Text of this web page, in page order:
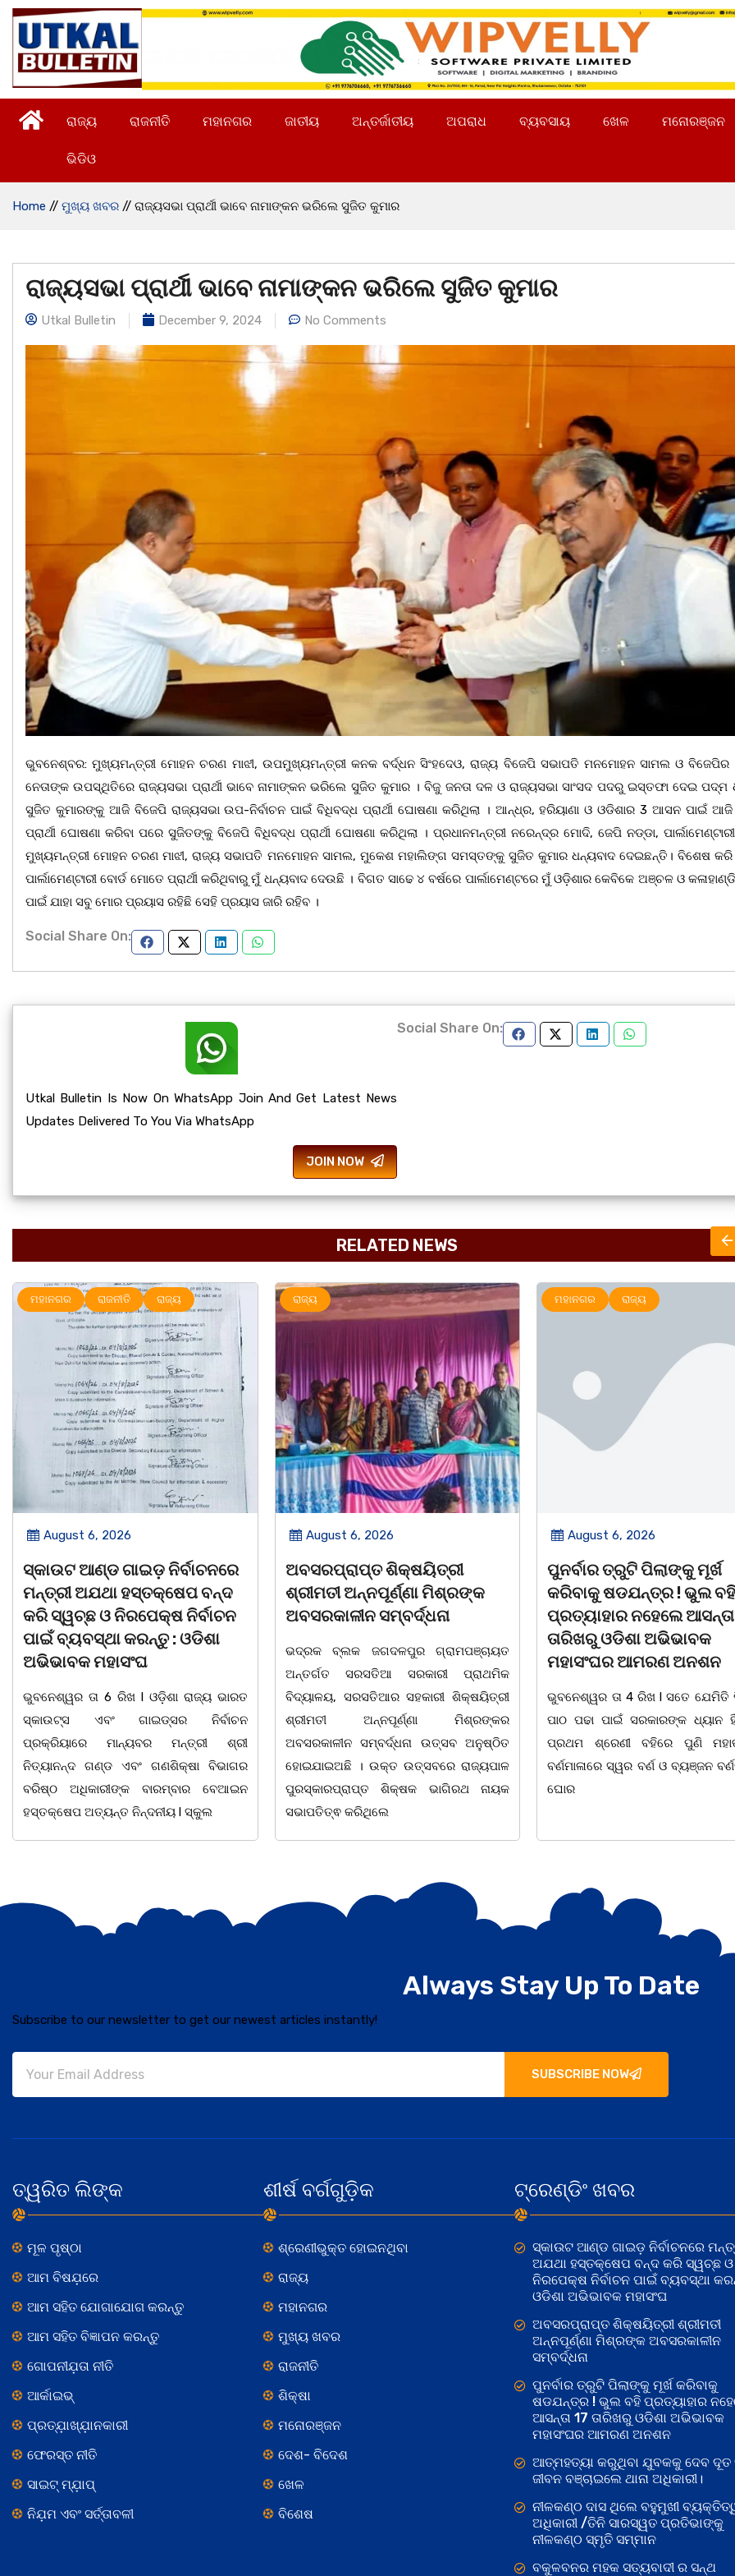
ରାଜ୍ୟ ରାଜନୀତି ମହାନଗର ଜାତୀୟ ଅନ୍ତର୍ଜାତୀୟ ଅପରାଧ ବ୍ୟବସାୟ ଖେଳ ମନୋରଞ୍ଜନ
ଭିଡିଓ
Home // ମୁଖ୍ୟ ଖବର // ରାଜ୍ୟସଭା ପ୍ରାର୍ଥୀ ଭାବେ ନାମାଙ୍କନ ଭରିଲେ ସୁଜିତ କୁମାର
ରାଜ୍ୟସଭା ପ୍ରାର୍ଥୀ ଭାବେ ନାମାଙ୍କନ ଭରିଲେ ସୁଜିତ କୁମାର
Utkal Bulletin December 9, 2024 No Comments
ଭୁବନେଶ୍ବର: ମୁଖ୍ୟମନ୍ତ୍ରୀ ମୋହନ ଚରଣ ମାଝୀ, ଉପମୁଖ୍ୟମନ୍ତ୍ରୀ କନକ ବର୍ଦ୍ଧନ ସିଂହଦେଓ, ରାଜ୍ୟ ବିଜେପି ସଭାପତି ମନମୋହନ ସାମଲ ଓ
ନେତାଙ୍କ ଉପସ୍ଥିତିରେ ରାଜ୍ୟସଭା ପ୍ରାର୍ଥୀ ଭାବେ ନାମାଙ୍କନ ଭରିଲେ ସୁଜିତ କୁମାର । ବିଜୁ ଜନତା ଦଳ ଓ ରାଜ୍ୟସଭା ସାଂସଦ ପଦରୁ ଇସ୍ତଫା ଦେଇ ପଦ୍ମ
ସୁଜିତ କୁମାରଙ୍କୁ ଆଜି ବିଜେପି ରାଜ୍ୟସଭା ଉପ-ନିର୍ବାଚନ ପାଇଁ ବିଧିବଦ୍ଧ ପ୍ରାର୍ଥୀ ଘୋଷଣା କରିଥିଲା । ଆନ୍ଧ୍ର, ହରିୟାଣା ଓ ଓଡିଶାର 3 ଆସନ ପାଇଁ
ପ୍ରାର୍ଥୀ ଘୋଷଣା କରିବା ପରେ ସୁଜିତଙ୍କୁ ବିଜେପି ବିଧିବଦ୍ଧ ପ୍ରାର୍ଥୀ ଘୋଷଣା କରିଥିଲା । ପ୍ରଧାନମନ୍ତ୍ରୀ ନରେନ୍ଦ୍ର ମୋଦି, ଜେପି ନଡ୍ଡା, ପାର୍ଲାମେଣ୍ଟାରୀ
ମୁଖ୍ୟମନ୍ତ୍ରୀ ମୋହନ ଚରଣ ମାଝୀ, ରାଜ୍ୟ ସଭାପତି ମନମୋହନ ସାମଲ, ମୁକେଶ ମହାଲିଙ୍ଗ ସମସ୍ତଙ୍କୁ ସୁଜିତ କୁମାର ଧନ୍ୟବାଦ ଦେଇଛନ୍ତି। ବିଶେଷ
ପାର୍ଲାମେଣ୍ଟାରୀ ବୋର୍ଡ ମୋତେ ପ୍ରାର୍ଥୀ କରିଥିବାରୁ ମୁଁ ଧନ୍ୟବାଦ ଦେଉଛି । ବିଗତ ସାଢେ ୪ ବର୍ଷରେ ପାର୍ଲାମେଣ୍ଟରେ ମୁଁ ଓଡ଼ିଶାର କେବିକେ ଅଞ୍ଚଳ ଓ
ପାଇଁ ଯାହା ସବୁ ମୋର ପ୍ରୟାସ ରହିଛି ସେହି ପ୍ରୟାସ ଜାରି ରହିବ ।
Social Share On:
Utkal Bulletin Is Now On WhatsApp Join And Get Latest News
Updates Delivered To You Via WhatsApp
JOIN NOW
Social Share On:
RELATED NEWS
ରାଜନୀତି ରାଜ୍ୟ
6, 2026
ଆଣ୍ଡ ଗାଇଡ଼ ନିର୍ବାଚନରେ
ଅଯଥା ହସ୍ତକ୍ଷେପ ବନ୍ଦ
ଓ ନିରପେକ୍ଷ ନିର୍ବାଚନ
କରନ୍ତୁ : ଓଡିଶା
ମହାସଂଘ
ତା 6 ରିଖ l ଓଡ଼ିଶା ରାଜ୍ୟ ଭାରତ
ଏବଂ ଗାଇଡ୍ସର ନିର୍ବାଚନ
ମାନ୍ୟବର ମନ୍ତ୍ରୀ ଶ୍ରୀ
ଗଣ୍ଡ ଏବଂ ଗଣଶିକ୍ଷା ବିଭାଗର
ଅଧିକାରୀଙ୍କ ବାରମ୍ବାର ବେଆଇନ
ଅତ୍ୟନ୍ତ ନିନ୍ଦନୀୟ l ସ୍କୁଲ
ରାଜ୍ୟ
August 6, 2026
ଅବସରପ୍ରାପ୍ତ ଶିକ୍ଷୟିତ୍ରୀ
ଶ୍ରୀମତୀ ଅନ୍ନପୂର୍ଣ୍ଣା ମିଶ୍ରଙ୍କ
ଅବସରକାଳୀନ ସମ୍ବର୍ଦ୍ଧନା
ଭଦ୍ରକ ବ୍ଲକ ଜଗଦଳପୁର ଗ୍ରାମପଞ୍ଚାୟତ
ଅନ୍ତର୍ଗତ ସରସତିଆ ସରକାରୀ ପ୍ରାଥମିକ
ବିଦ୍ୟାଳୟ, ସରସତିଆର ସହକାରୀ ଶିକ୍ଷୟିତ୍ରୀ
ଶ୍ରୀମତୀ ଅନ୍ନପୂର୍ଣ୍ଣା ମିଶ୍ରଙ୍କର
ଅବସରକାଳୀନ ସମ୍ବର୍ଦ୍ଧନା ଉତ୍ସବ ଅନୁଷ୍ଠିତ
ହୋଇଯାଇଅଛି । ଉକ୍ତ ଉତ୍ସବରେ ରାଜ୍ୟପାଳ
ପୁରସ୍କାରପ୍ରାପ୍ତ ଶିକ୍ଷକ ଭାଗିରଥ ନାୟକ
ସଭାପତିତ୍ଵ କରିଥିଲେ
ମହାନଗର ରାଜ୍ୟ
August 6, 2026
ପୁନର୍ବାର ତ୍ରୁଟି ପିଲାଙ୍କୁ ମୂର୍ଖ
କରିବାକୁ ଷଡଯନ୍ତ୍ର ! ଭୁଲ ବହି
ପ୍ରତ୍ୟାହାର ନହେଲେ ଆସନ୍ତା 17
ତାରିଖରୁ ଓଡିଶା ଅଭିଭାବକ
ମହାସଂଘର ଆମରଣ ଅନଶନ
ଭୁବନେଶ୍ୱର ତା 4 ରିଖ l ସତେ ଯେମିତି ପିଲାଙ୍କ
ପାଠ ପଢା ପାଇଁ ସରକାରଙ୍କ ଧ୍ୟାନ ହିଁ ନାହିଁ l
ପ୍ରଥମ ଶ୍ରେଣୀ ବହିରେ ପୁଣି ମହାତ୍ରୁଟି l
ବର୍ଣମାଳାରେ ସ୍ୱର ବର୍ଣ ଓ ବ୍ୟଞ୍ଜନ ବର୍ଣକୁ ନେଇ
ଘୋର
Always Stay Up To Date
Subscribe to our newsletter to get our newest articles instantly!
SUBSCRIBE NOW
ତ୍ୱରିତ ଲିଙ୍କ
ମୂଳ ପୃଷ୍ଠା
ଆମ ବିଷଯ଼ରେ
ଆମ ସହିତ ଯୋଗାଯୋଗ କରନ୍ତୁ
ଆମ ସହିତ ବିଜ୍ଞାପନ କରନ୍ତୁ
ଗୋପନୀଯ଼ତା ନୀତି
ଆର୍କାଇଭ୍
ପ୍ରତ୍ଯ଼ାଖ୍ଯ଼ାନକାରୀ
ଫେରସ୍ତ ନୀତି
ସାଇଟ୍ ମ୍ଯ଼ାପ୍
ନିଯ଼ମ ଏବଂ ସର୍ତ୍ତାବଳୀ
ଶୀର୍ଷ ବର୍ଗଗୁଡ଼ିକ
ଶ୍ରେଣୀଭୁକ୍ତ ହୋଇନଥିବା
ରାଜ୍ୟ
ମହାନଗର
ମୁଖ୍ୟ ଖବର
ରାଜନୀତି
ଶିକ୍ଷା
ମନୋରଞ୍ଜନ
ଦେଶ- ବିଦେଶ
ଖେଳ
ବିଶେଷ
ଟ୍ରେଣ୍ଡିଂ ଖବର
ସ୍କାଉଟ ଆଣ୍ଡ ଗାଇଡ଼ ନିର୍ବାଚନରେ
ଅଯଥା ହସ୍ତକ୍ଷେପ ବନ୍ଦ କରି ସ୍ୱଚ୍ଛ ଓ
ନିରପେକ୍ଷ ନିର୍ବାଚନ ପାଇଁ ବ୍ୟବସ୍ଥା
ଓଡିଶା ଅଭିଭାବକ ମହାସଂଘ
ଅବସରପ୍ରାପ୍ତ ଶିକ୍ଷୟିତ୍ରୀ ଶ୍ରୀମତୀ
ଅନ୍ନପୂର୍ଣ୍ଣା ମିଶ୍ରଙ୍କ ଅବସରକାଳୀନ
ସମ୍ବର୍ଦ୍ଧନା
ପୁନର୍ବାର ତ୍ରୁଟି ପିଲାଙ୍କୁ ମୂର୍ଖ କରିବାକୁ
ଷଡଯନ୍ତ୍ର ! ଭୁଲ ବହି ପ୍ରତ୍ୟାହାର
ଆସନ୍ତା 17 ତାରିଖରୁ ଓଡିଶା ଅଭିଭାବକ
ମହାସଂଘର ଆମରଣ ଅନଶନ
ଆତ୍ମହତ୍ୟା କରୁଥିବା ଯୁବକକୁ ଦେବ ଦୂତ
ଜୀବନ ବଞ୍ଚାଇଲେ ଥାନା ଅଧିକାରୀ।
ନୀଳକଣ୍ଠ ଦାସ ଥିଲେ ବହୁମୁଖୀ
ଅଧିକାରୀ /ତିନି ସାରସ୍ୱତ ପ୍ରତିଭାଙ୍କୁ
ନୀଳକଣ୍ଠ ସ୍ମୃତି ସମ୍ମାନ
ବକୁଳବନର ମହକ ସତ୍ୟବାଦୀ ର ସନ୍ଥ